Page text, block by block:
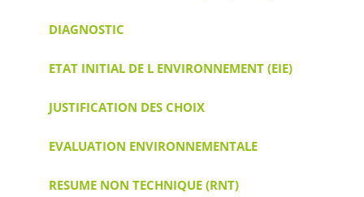
DIAGNOSTIC
ETAT INITIAL DE L ENVIRONNEMENT (EIE)
JUSTIFICATION DES CHOIX
EVALUATION ENVIRONNEMENTALE
RESUME NON TECHNIQUE (RNT)